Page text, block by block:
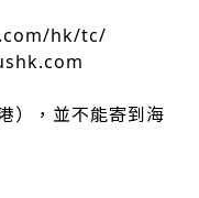
hk/tc/
），並不能寄到海